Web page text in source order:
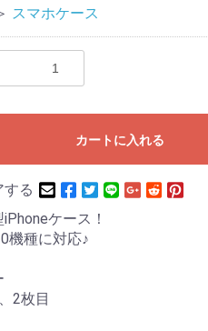
スマホケース
カートに入れる
する
ケース！
機種に対応♪
2枚目